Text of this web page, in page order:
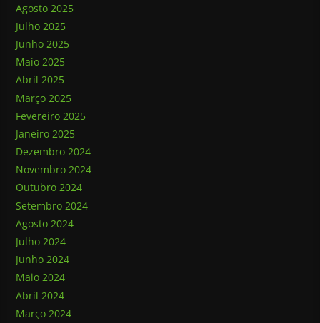
Agosto 2025
Julho 2025
Junho 2025
Maio 2025
Abril 2025
Março 2025
Fevereiro 2025
Janeiro 2025
Dezembro 2024
Novembro 2024
Outubro 2024
Setembro 2024
Agosto 2024
Julho 2024
Junho 2024
Maio 2024
Abril 2024
Março 2024